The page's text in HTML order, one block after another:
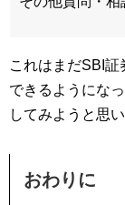
これはまだSBI
できるようにな
してみようと思い
おわりに